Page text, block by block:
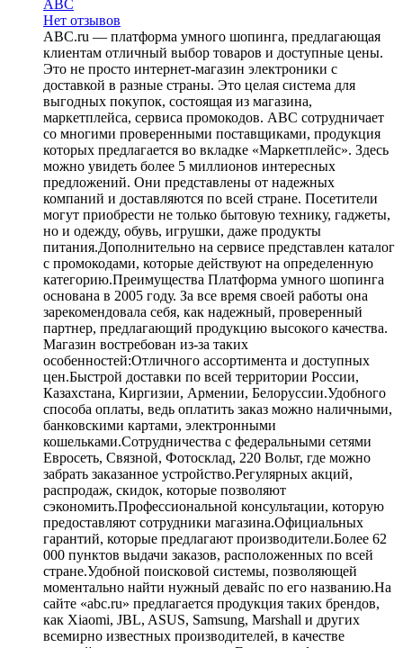
ABC
Нет отзывов
ABC.ru — платформа умного шопинга, предлагающая
клиентам отличный выбор товаров и доступные цены.
Это не просто интернет-магазин электроники с
доставкой в разные страны. Это целая система для
выгодных покупок, состоящая из магазина,
маркетплейса, сервиса промокодов. ABC сотрудничает
со многими проверенными поставщиками, продукция
которых предлагается во вкладке «Маркетплейс». Здесь
можно увидеть более 5 миллионов интересных
предложений. Они представлены от надежных
компаний и доставляются по всей стране. Посетители
могут приобрести не только бытовую технику, гаджеты,
но и одежду, обувь, игрушки, даже продукты
питания.Дополнительно на сервисе представлен каталог
с промокодами, которые действуют на определенную
категорию.Преимущества Платформа умного шопинга
основана в 2005 году. За все время своей работы она
зарекомендовала себя, как надежный, проверенный
партнер, предлагающий продукцию высокого качества.
Магазин востребован из-за таких
особенностей:Отличного ассортимента и доступных
цен.Быстрой доставки по всей территории России,
Казахстана, Киргизии, Армении, Белоруссии.Удобного
способа оплаты, ведь оплатить заказ можно наличными,
банковскими картами, электронными
кошельками.Сотрудничества с федеральными сетями
Евросеть, Связной, Фотосклад, 220 Вольт, где можно
забрать заказанное устройство.Регулярных акций,
распродаж, скидок, которые позволяют
сэкономить.Профессиональной консультации, которую
предоставляют сотрудники магазина.Официальных
гарантий, которые предлагают производители.Более 62
000 пунктов выдачи заказов, расположенных по всей
стране.Удобной поисковой системы, позволяющей
моментально найти нужный девайс по его названию.На
сайте «abc.ru» предлагается продукция таких брендов,
как Xiaomi, JBL, ASUS, Samsung, Marshall и других
всемирно известных производителей, в качестве